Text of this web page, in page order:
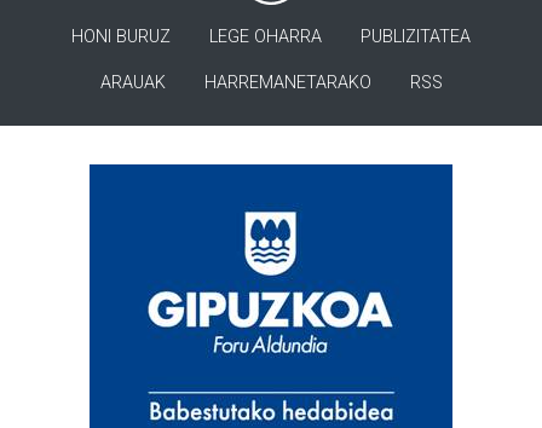
HONI BURUZ LEGE OHARRA PUBLIZITATEA
ARAUAK HARREMANETARAKO RSS